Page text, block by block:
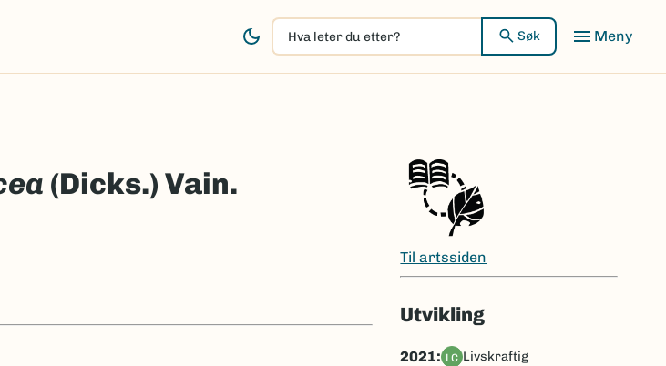
Hva
leter
du
Søk Meny
(Dicks.) Vain.
Til artssiden
Utvikling
2021: LC livskraftig